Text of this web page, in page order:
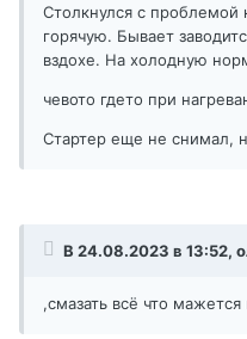
Столкнулся с проблемой
горячую. Бывает
вздохе. На холодную
чевото гдето при
Стартер еще не снимал,
В 24.08.2023 в 13:52,
,смазать всё что